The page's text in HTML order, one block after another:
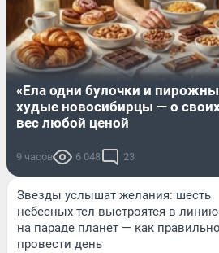
«Ела одни булочки и
худые новосибирцы — о
вес любой ценой
9 часов 6 048 23
Звезды услышат желания: шесть
небесных тел выстроятся в линию
на параде планет — как правильно
провести день